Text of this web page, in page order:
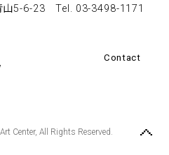
山5-6-23Tel. 03-3498-1171
Contact
Center, All Rights Reserved.